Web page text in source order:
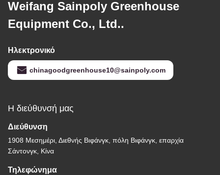
Weifang Sainpoly Greenhouse
Equipment Co., Ltd..
Ηλεκτρονικό
chinagoodgreenhouse10@sainpoly.com
Η διεύθυνσή μας
Διεύθυνση
1908 Μεσημέρι, Διεθνής Βιφάνγκ, πόλη Βιφάνγκ, επαρχία
Σάντονγκ, Κίνα
Τηλεφώνημα